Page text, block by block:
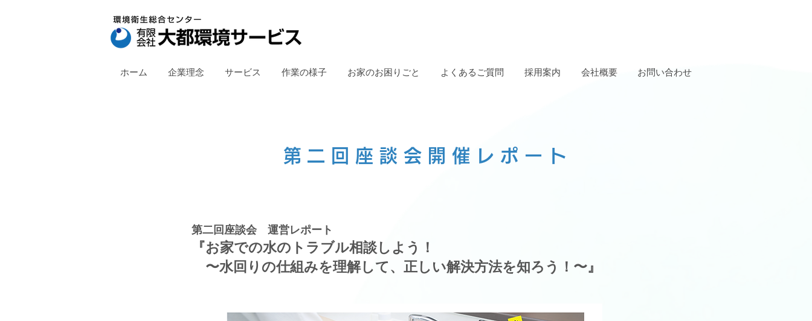
ホーム 企業理念 サービス 作業の様子 お家のお困りごと よくあるご質問 採用案内 会社概要 お問い合わせ
第二回座談会開催レポート
第二回座談会 運営レポート
『お家での水のトラブル相談しよう！
〜水回りの仕組みを理解して、正しい解決方法を知ろう！〜』